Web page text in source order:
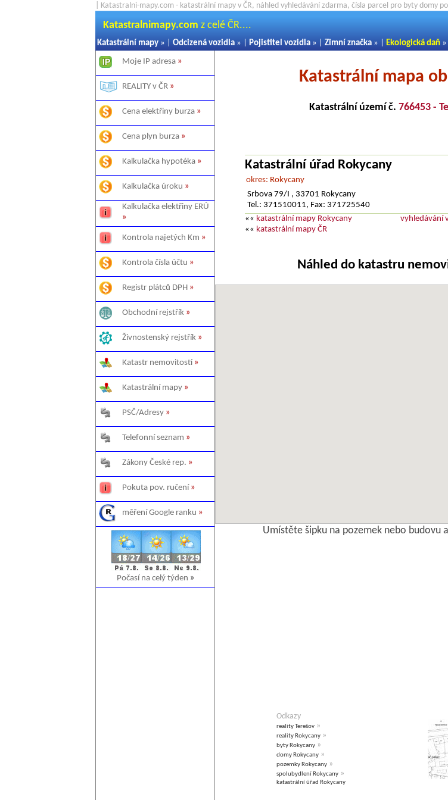
| Katastralni-mapy.com - katastrální mapy v ČR, náhled vyhledávání zdarma, čísla parcel pro byty domy
Katastralnimapy.com z celé ČR....
Katastrální mapy » | Odcizená vozidla » | Pojistitel vozidla » | Zimní značka » | Ekologická daň »
Moje IP adresa »
REALITY v ČR »
Cena elektřiny burza »
Cena plyn burza »
Kalkulačka hypotéka »
Kalkulačka úroku »
Kalkulačka elektřiny ERÚ
»
Kontrola najetých Km »
Kontrola čísla účtu »
Registr plátců DPH »
Obchodní rejstřík »
Živnostenský rejstřík »
Katastr nemovitostí »
Katastrální mapy »
PSČ/Adresy »
Telefonní seznam »
Zákony České rep. »
Pokuta pov. ručení »
měření Google ranku »
Počasí na celý týden »
Katastrální mapa
Katastrální území č. 766453 -
Katastrální úřad Rokycany
okres: Rokycany
Srbova 79/I , 33701 Rokycany
Tel.: 371510011, Fax: 371725540
«« katastrální mapy Rokycany
«« katastrální mapy ČR
vyhledávání
Náhled do katastru
Umístěte šipku na pozemek nebo budovu
Odkazy
reality Terešov »
reality Rokycany »
byty Rokycany »
domy Rokycany »
pozemky Rokycany »
spolubydlení Rokycany »
katastrální úřad Rokycany